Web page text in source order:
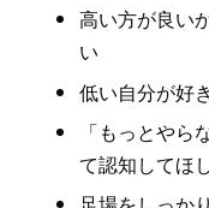
高い方が良い
い
低い自分が好
「もっとや
て認知してほ